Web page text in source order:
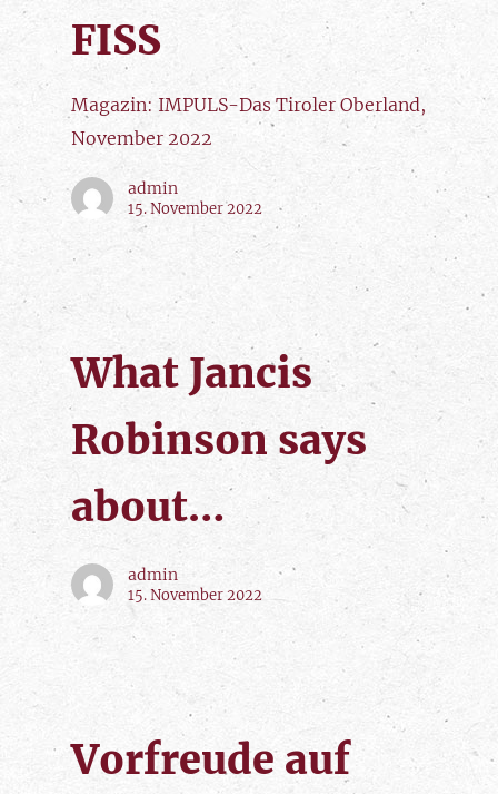
FISS
Magazin: IMPULS-Das Tiroler Oberland,
November 2022
admin
15. November 2022
What Jancis
Robinson says
about…
admin
15. November 2022
Vorfreude auf